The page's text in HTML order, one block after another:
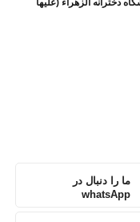
ما را دنبال در
whatsApp